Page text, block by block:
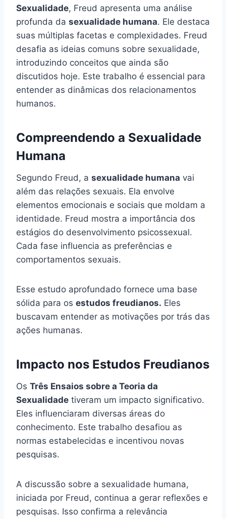
Sexualidade, Freud apresenta uma análise
profunda da sexualidade humana. Ele destaca
suas múltiplas facetas e complexidades. Freud
desafia as ideias comuns sobre sexualidade,
introduzindo conceitos que ainda são
discutidos hoje. Este trabalho é essencial para
entender as dinâmicas dos relacionamentos
humanos.
Compreendendo a Sexualidade
Humana
Segundo Freud, a sexualidade humana vai
além das relações sexuais. Ela envolve
elementos emocionais e sociais que moldam a
identidade. Freud mostra a importância dos
estágios do desenvolvimento psicossexual.
Cada fase influencia as preferências e
comportamentos sexuais.
Esse estudo aprofundado fornece uma base
sólida para os estudos freudianos. Eles
buscavam entender as motivações por trás das
ações humanas.
Impacto nos Estudos Freudianos
Os Três Ensaios sobre a Teoria da
Sexualidade tiveram um impacto significativo.
Eles influenciaram diversas áreas do
conhecimento. Este trabalho desafiou as
normas estabelecidas e incentivou novas
pesquisas.
A discussão sobre a sexualidade humana,
iniciada por Freud, continua a gerar reflexões e
pesquisas. Isso confirma a relevância